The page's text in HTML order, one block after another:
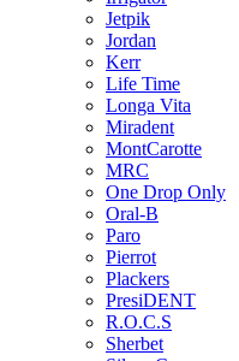
Jetpik
Jordan
Kerr
Life Time
Longa Vita
Miradent
MontCarotte
MRC
One Drop Only
Oral-B
Paro
Pierrot
Plackers
PresiDENT
R.O.C.S
Sherbet